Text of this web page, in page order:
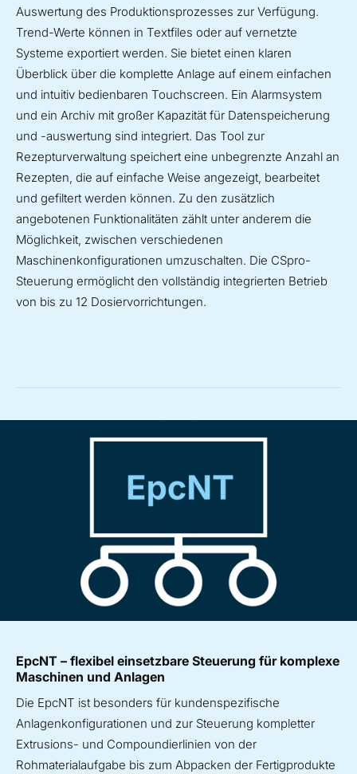
Auswertung des Produktionsprozesses zur Verfügung.
Trend-Werte können in Textfiles oder auf vernetzte
Systeme exportiert werden. Sie bietet einen klaren
Überblick über die komplette Anlage auf einem einfachen
und intuitiv bedienbaren Touchscreen. Ein Alarmsystem
und ein Archiv mit großer Kapazität für Datenspeicherung
und -auswertung sind integriert. Das Tool zur
Rezepturverwaltung speichert eine unbegrenzte Anzahl an
Rezepten, die auf einfache Weise angezeigt, bearbeitet
und gefiltert werden können. Zu den zusätzlich
angebotenen Funktionalitäten zählt unter anderem die
Möglichkeit, zwischen verschiedenen
Maschinenkonfigurationen umzuschalten. Die CSpro-
Steuerung ermöglicht den vollständig integrierten Betrieb
von bis zu 12 Dosiervorrichtungen.
EpcNT – flexibel einsetzbare Steuerung für komplexe
Maschinen und Anlagen
Die EpcNT ist besonders für kundenspezifische
Anlagenkonfigurationen und zur Steuerung kompletter
Extrusions- und Compoundierlinien von der
Rohmaterialaufgabe bis zum Abpacken der Fertigprodukte